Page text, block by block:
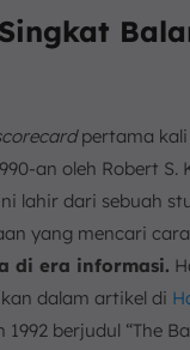
pertama kali
an oleh Robert S.
lahir dari sebuah
yang mencari
di era informasi.
dalam artikel di
berjudul “The